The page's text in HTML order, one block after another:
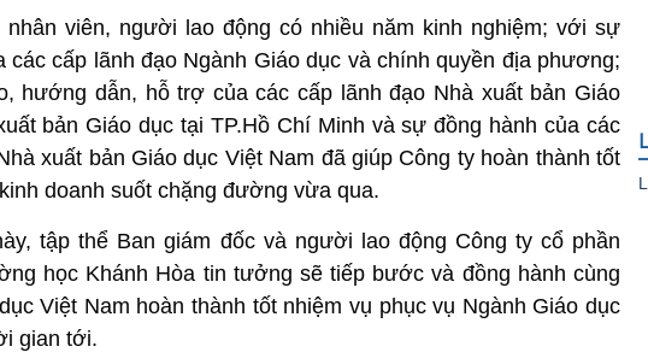
viên, người lao động có nhiều năm kinh nghiệm; với sự
các cấp lãnh đạo Ngành Giáo dục và chính quyền địa phương;
hướng dẫn, hỗ trợ của các cấp lãnh đạo Nhà xuất bản Giáo
bản Giáo dục tại TP.Hồ Chí Minh và sự đồng hành của các
xuất bản Giáo dục Việt Nam đã giúp Công ty hoàn thành tốt
doanh suốt chặng đường vừa qua.
tập thể Ban giám đốc và người lao động Công ty cổ phần
học Khánh Hòa tin tưởng sẽ tiếp bước và đồng hành cùng
Việt Nam hoàn thành tốt nhiệm vụ phục vụ Ngành Giáo dục
gian tới.